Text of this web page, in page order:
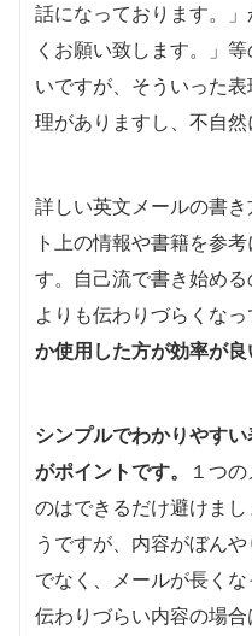
話になっております。
くお願い致します。」
いですが、そういった
理がありますし、不自然
詳しい英文メールの書
ト上の情報や書籍を参
す。自己流で書き始め
よりも伝わりづらくな
か使用した方が効率が良
シンプルでわかりやす
がポイントです。
１つ
のはできるだけ避けま
うですが、内容がぼん
でなく、メールが長く
伝わりづらい内容の場